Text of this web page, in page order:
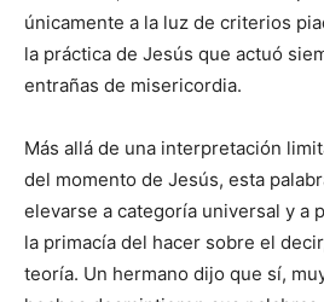
únicamente a la luz de criterios
la práctica de Jesús que actuó
entrañas de misericordia.
Más allá de una interpretación
del momento de Jesús, esta
elevarse a categoría universal y a
la primacía del hacer sobre el
teoría. Un hermano dijo que sí,